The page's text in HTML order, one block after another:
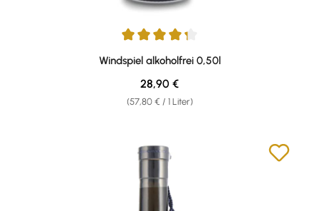
Durchschnittliche Bewertung von 4.2 von 5 Sternen
Windspiel alkoholfrei 0,50l
(57,80 € / 1 Liter)
Regulärer Preis:
28,90 €